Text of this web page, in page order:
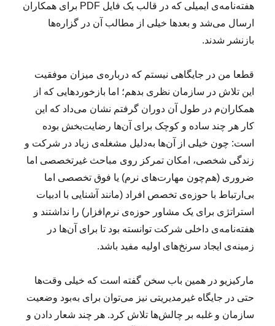
هفته‌نامه‌ی ایمیلی که در قالب یک فایل PDF برای همکاران
ارسال می‌شد و بعدها خیلی از مطالب آن‌ در گزاره‌ها
بازنشر شدند.
قطعا من در جایگاهی نیستم که درباره‌ی میزان موفقیت
این تلاش در سازمان نظری بدهم؛ اما بازخوردهایی که از
همکاران‌م در طول آن دوران گرفتم نشان می‌داد که این
کار هر چند ساده و کوچک برای آن‌ها رضایت‌بخش بوده
است: چون خیلی از آن‌ها به‌دلیل مشغله‌ی زیاد در شرکت و
زندگی شخصی، امکان تمرکز روی مباحث غیرتخصصی اما
ضروری (هم‌چون مهارت‌های نرم) یا فوق تخصصی اما
بی‌ارتباط با حوزه‌ی تخصص‌ افراد (مانند آشنایی با ادبیات
استراتژی برای یک مشاور حوزه‌ی نرم‌افزار) را نداشتند و
هفته‌نامه‌‌ی داخلی شرکت توانسته‌ بود تا برای آن‌ها در
زمینه‌ی ایجاد سرنخ‌های اولیه مفید باشد.
مارکیزیو در همین باب سخن گفته است که خیلی وقت‌ها
حتی در جایگاه غیرمدیریتی نیز می‌توان برای به‌بود وضعیت
سازمان و غلبه بر چالش‌ها تلاش کرد. هر چند شعار دادن و